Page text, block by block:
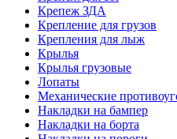
Крепеж ЗДА
Крепление для грузов
Крепления для лыж
Крылья
Крылья грузовые
Лопаты
Механические
Накладки на бампер
Накладки на борта